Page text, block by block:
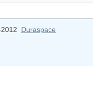
Duraspace